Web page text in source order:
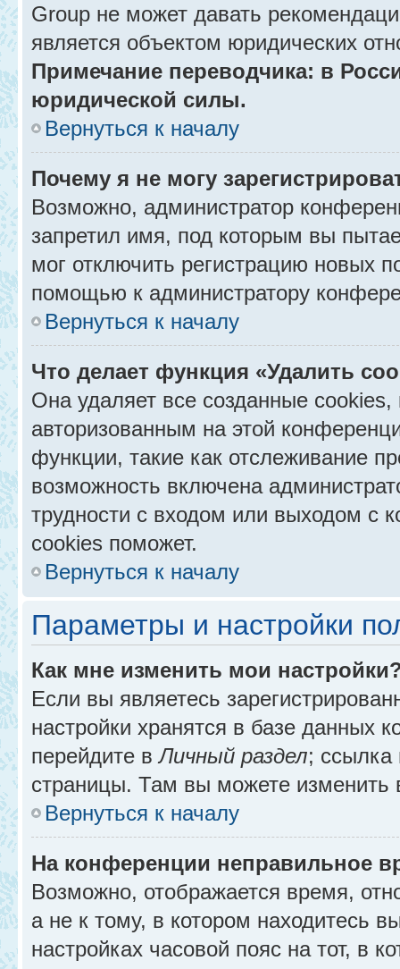
Group не может давать
является объектом юридических
Примечание переводчика: в
юридической силы.
Вернуться к началу
Почему я не могу
Возможно, администратор
запретил имя, под которым вы
мог отключить регистрацию новых
помощью к администратору
Вернуться к началу
Что делает функция «Удалить
Она удаляет все созданные
авторизованным на этой
функции, такие как отслеживание
возможность включена
трудности с входом или выходом с
cookies поможет.
Вернуться к началу
Параметры и настройки
Как мне изменить мои
Если вы являетесь
настройки хранятся в базе данных
перейдите вЛичный раздел; ссылка
страницы. Там вы можете изменить
Вернуться к началу
На конференции неправильное
Возможно, отображается время,
а не к тому, в котором находитесь
настройках часовой пояс на тот, в